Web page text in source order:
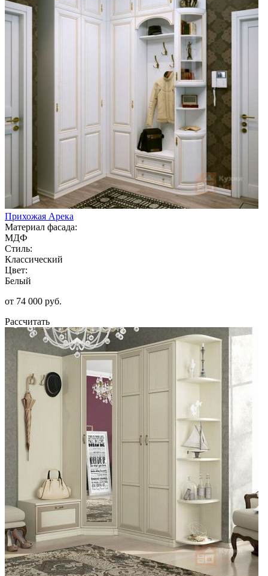
Прихожая Арека
Материал фасада:
МДФ
Стиль:
Классический
Цвет:
Белый
от 74 000 руб.
Рассчитать